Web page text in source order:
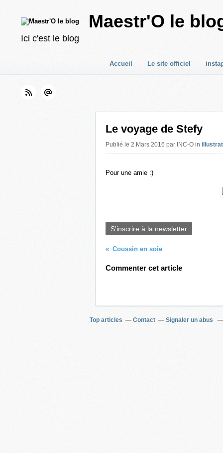
Maestr'O le
Ici c'est le blog
Accueil Le site officiel
Le voyage de Stefy
Publié le 2 Mars 2016 par INC-O in
Pour une amie :)
S'inscrire à la newsletter
Coussin en soie
Commenter cet article
Top articles Contact Signaler un abus